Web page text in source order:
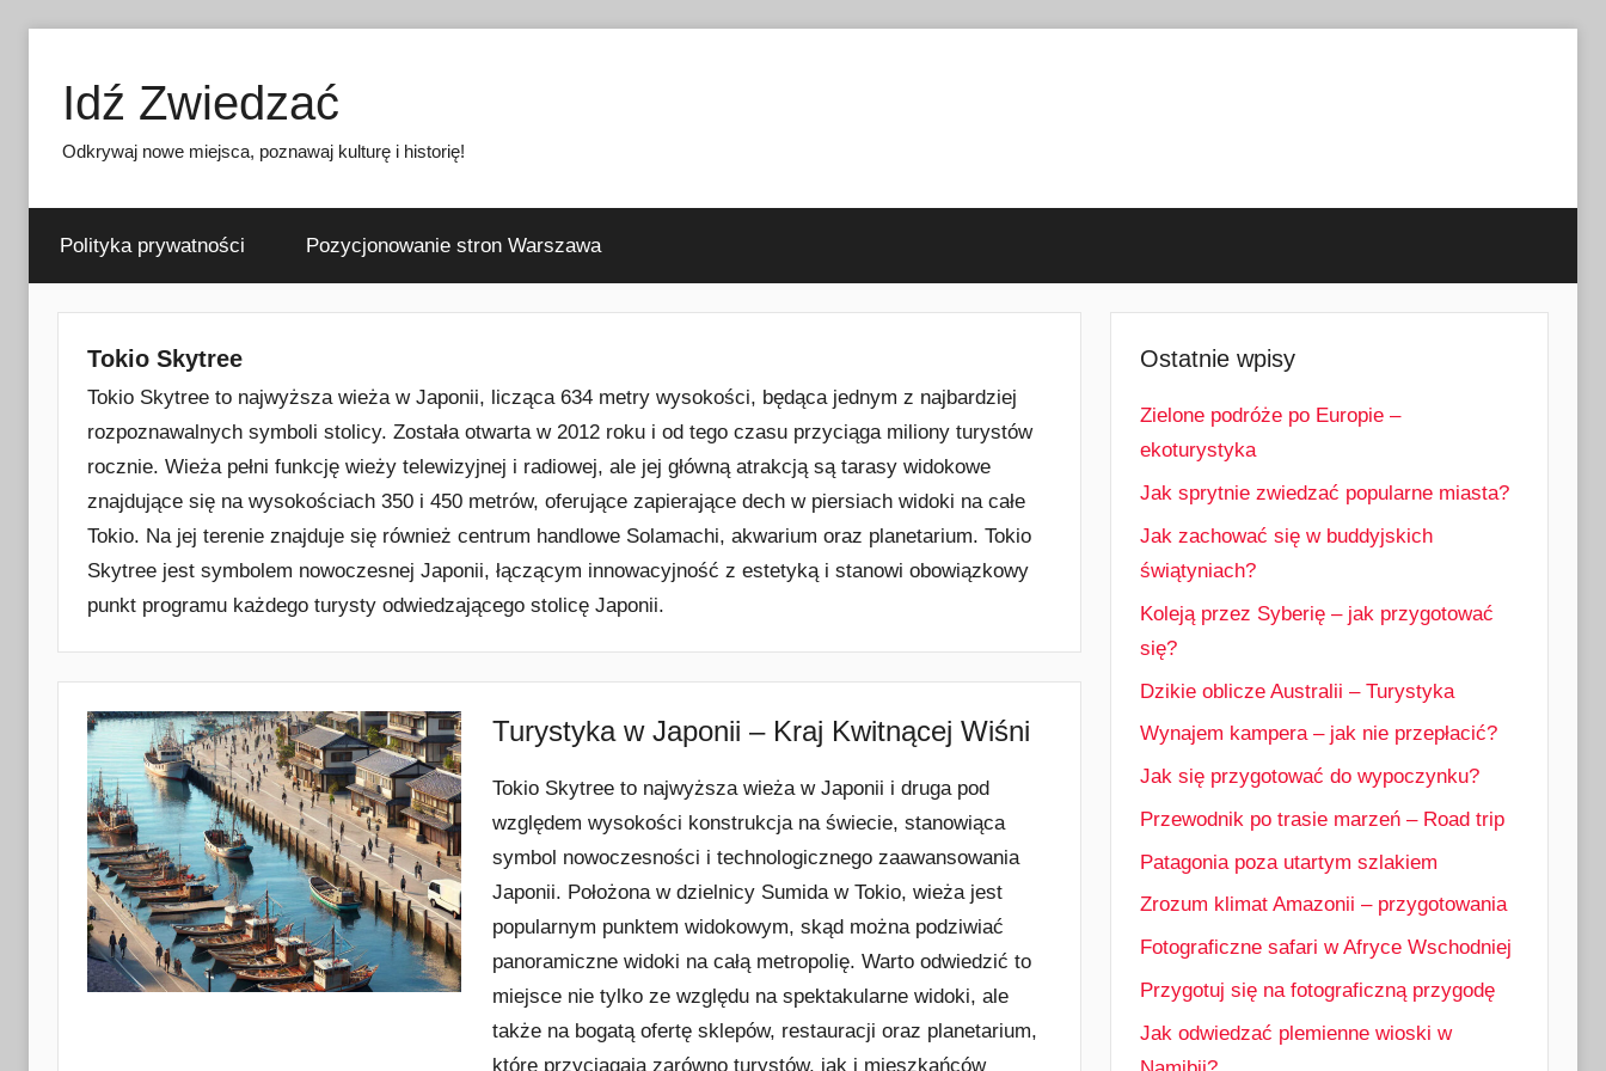
treściIdź Zwiedzać
Odkrywaj nowe miejsca, poznawaj kulturę i historię!
Polityka prywatności Pozycjonowanie stron Warszawa
Tokio Skytree
Tokio Skytree to najwyższa wieża w Japonii, licząca 634 metry wysokości, będąca jednym z najbardziej
rozpoznawalnych symboli stolicy. Została otwarta w 2012 roku i od tego czasu przyciąga miliony turystów
rocznie. Wieża pełni funkcję wieży telewizyjnej i radiowej, ale jej główną atrakcją są tarasy widokowe
znajdujące się na wysokościach 350 i 450 metrów, oferujące zapierające dech w piersiach widoki na całe
Tokio. Na jej terenie znajduje się również centrum handlowe Solamachi, akwarium oraz planetarium. Tokio
Skytree jest symbolem nowoczesnej Japonii, łączącym innowacyjność z estetyką i stanowi obowiązkowy
punkt programu każdego turysty odwiedzającego stolicę Japonii.
Turystyka w Japonii – Kraj Kwitnącej Wiśni
Tokio Skytree to najwyższa wieża w Japonii i druga pod
względem wysokości konstrukcja na świecie, stanowiąca
symbol nowoczesności i technologicznego zaawansowania
Japonii. Położona w dzielnicy Sumida w Tokio, wieża jest
popularnym punktem widokowym, skąd można podziwiać
panoramiczne widoki na całą metropolię. Warto odwiedzić to
miejsce nie tylko ze względu na spektakularne widoki, ale
także na bogatą ofertę sklepów, restauracji oraz planetarium,
które przyciągają zarówno turystów, jak i mieszkańców
Ostatnie wpisy
Zielone podróże po Europie –
ekoturystyka
Jak sprytnie zwiedzać popularne miasta?
Jak zachować się w buddyjskich
świątyniach?
Koleją przez Syberię – jak przygotować
się?
Dzikie oblicze Australii – Turystyka
Wynajem kampera – jak nie przepłacić?
Jak się przygotować do wypoczynku?
Przewodnik po trasie marzeń – Road trip
Patagonia poza utartym szlakiem
Zrozum klimat Amazonii – przygotowania
Fotograficzne safari w Afryce Wschodniej
Przygotuj się na fotograficzną przygodę
Jak odwiedzać plemienne wioski w